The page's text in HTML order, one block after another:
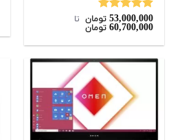
نمره5.00
از 5
53,000,000 تومان ‌ تا ‌
60,700,000 تومان